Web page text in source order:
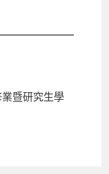
暨研究生學